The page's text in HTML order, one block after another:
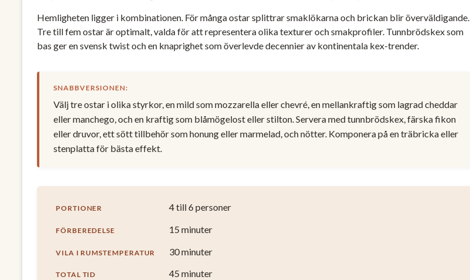
Hemligheten ligger i kombinationen. För många ostar splittrar smaklökarna och brickan blir överväldigande.
Tre till fem ostar är optimalt, valda för att representera olika texturer och smakprofiler. Tunnbrödskex som
bas ger en svensk twist och en knaprighet som överlevde decennier av kontinentala kex-trender.
SNABBVERSIONEN:
Välj tre ostar i olika styrkor, en mild som mozzarella eller chevré, en mellankraftig som lagrad cheddar
eller manchego, och en kraftig som blåmögelost eller stilton. Servera med tunnbrödskex, färska fikon
eller druvor, ett sött tillbehör som honung eller marmelad, och nötter. Komponera på en träbricka eller
stenplatta för bästa effekt.
PORTIONER 4 till 6 personer
FÖRBEREDELSE 15 minuter
VILA I RUMSTEMPERATUR 30 minuter
TOTAL TID 45 minuter